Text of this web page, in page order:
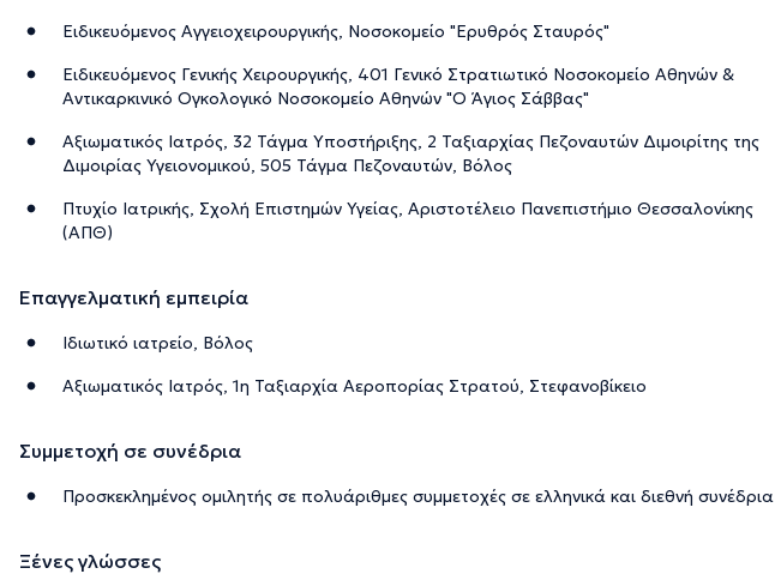
Ειδικευόμενος Αγγειοχειρουργικής, Νοσοκομείο "Ερυθρός Σταυρός"
Ειδικευόμενος Γενικής Χειρουργικής, 401 Γενικό Στρατιωτικό Νοσοκομείο Αθηνών &
Αντικαρκινικό Ογκολογικό Νοσοκομείο Αθηνών "Ο Άγιος Σάββας"
Αξιωματικός Ιατρός, 32 Τάγμα Υποστήριξης, 2 Ταξιαρχίας Πεζοναυτών Διμοιρίτης της
Διμοιρίας Υγειονομικού, 505 Τάγμα Πεζοναυτών, Βόλος
Πτυχίο Ιατρικής, Σχολή Επιστημών Υγείας, Αριστοτέλειο Πανεπιστήμιο Θεσσαλονίκης
(ΑΠΘ)
Επαγγελματική εμπειρία
Ιδιωτικό ιατρείο, Βόλος
Αξιωματικός Ιατρός, 1η Ταξιαρχία Αεροπορίας Στρατού, Στεφανοβίκειο
Συμμετοχή σε συνέδρια
Προσκεκλημένος ομιλητής σε πολυάριθμες συμμετοχές σε ελληνικά και διεθνή συνέδρια
Ξένες γλώσσες